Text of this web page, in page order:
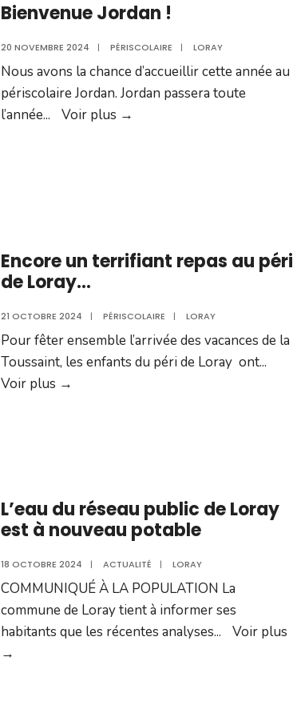
Bienvenue Jordan !
20 NOVEMBRE 2024 | PÉRISCOLAIRE | LORAY
Nous avons la chance d’accueillir cette année au
périscolaire Jordan. Jordan passera toute
l’année... Voir plus →
Encore un terrifiant repas au péri
de Loray…
21 OCTOBRE 2024 | PÉRISCOLAIRE | LORAY
Pour fêter ensemble l’arrivée des vacances de la
Toussaint, les enfants du péri de Loray ont...
Voir plus →
de
Loray…
L’eau du réseau public de Loray
est à nouveau potable
18 OCTOBRE 2024 | ACTUALITÉ | LORAY
COMMUNIQUÉ À LA POPULATION La
commune de Loray tient à informer ses
habitants que les récentes analyses...
Voir plus
→